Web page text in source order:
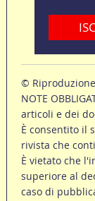
©
NOTE
articoli e dei
È consentito il
rivista che
È vietato che
superiore al
caso di